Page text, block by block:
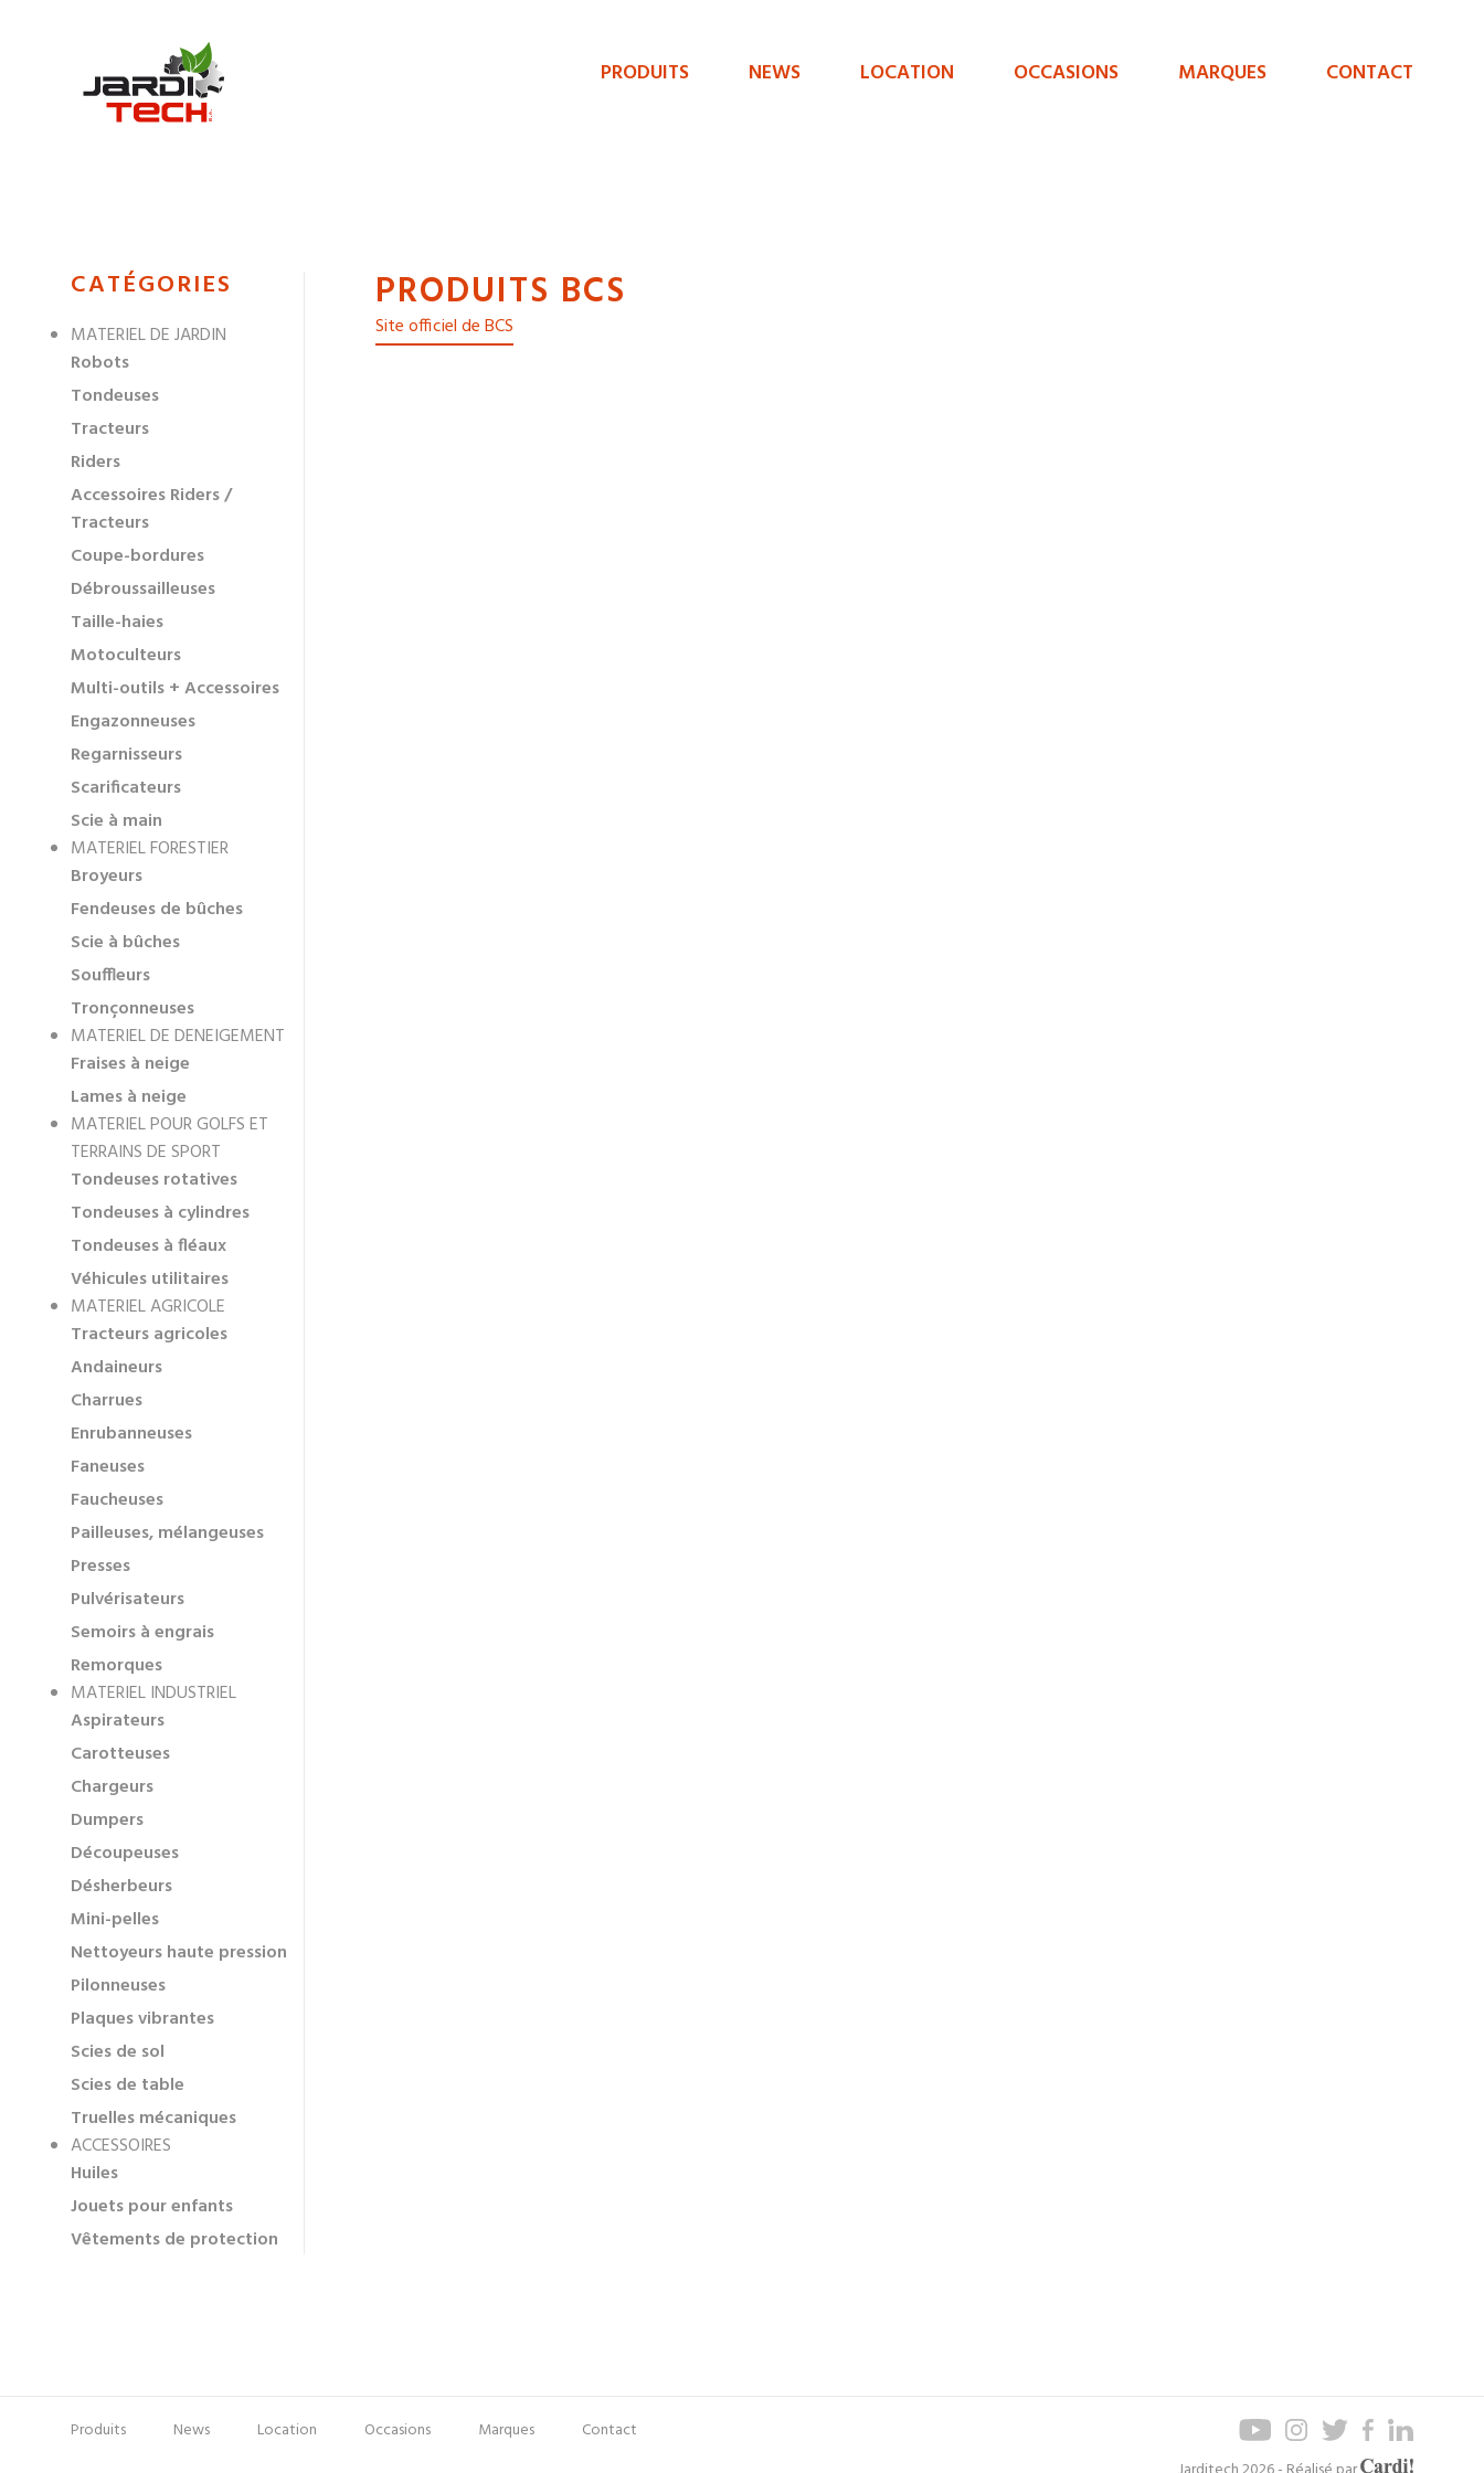
Jarditech
Menu
PRODUITS NEWS LOCATION OCCASIONS MARQUES CONTACT
MENU
NAVIGATION
DES
CATÉGORIES
MATERIEL DE JARDIN
Robots
Tondeuses
Tracteurs
Riders
Accessoires Riders /
Tracteurs
Coupe-bordures
Débroussailleuses
Taille-haies
Motoculteurs
Multi-outils + Accessoires
Engazonneuses
Regarnisseurs
Scarificateurs
Scie à main
MATERIEL FORESTIER
Broyeurs
Fendeuses de bûches
Scie à bûches
Souffleurs
Tronçonneuses
MATERIEL DE DENEIGEMENT
Fraises à neige
Lames à neige
MATERIEL POUR GOLFS ET
TERRAINS DE SPORT
Tondeuses rotatives
Tondeuses à cylindres
Tondeuses à fléaux
Véhicules utilitaires
MATERIEL AGRICOLE
Tracteurs agricoles
Andaineurs
Charrues
Enrubanneuses
Faneuses
Faucheuses
Pailleuses, mélangeuses
Presses
Pulvérisateurs
Semoirs à engrais
Remorques
MATERIEL INDUSTRIEL
Aspirateurs
Carotteuses
Chargeurs
Dumpers
Découpeuses
Désherbeurs
Mini-pelles
Nettoyeurs haute pression
Pilonneuses
Plaques vibrantes
Scies de sol
Scies de table
Truelles mécaniques
ACCESSOIRES
Huiles
Jouets pour enfants
Vêtements de protection
PRODUITS BCS
Site officiel de BCS
Pied
Menu
Produits News Location Occasions Marques
Contact